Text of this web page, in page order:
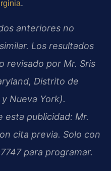
.
anteriores no
Los resultados
revisado por Mr. Sris
Distrito de
Nueva York).
esta publicidad: Mr.
cita previa. Solo con
para programar.